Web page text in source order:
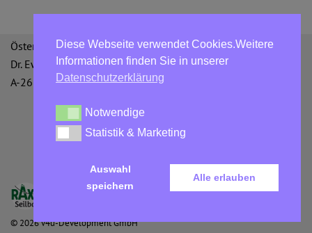
Österreichische Bergbahnen GmbH
Dr. Ewald Bing-Straße 3
A-2651 Reichenau an der Rax
Datenschutzerklärung AGBs
© 2026v4u-Development GmbH
Diese Webseite verwendet Cookies.Weitere
Informationen finden Sie in unserer
Datenschutzerklärung
Notwendige
Notwendige
Statistik & Marketing
Statistik & Marketing
Auswahl
speichern
Alle erlauben